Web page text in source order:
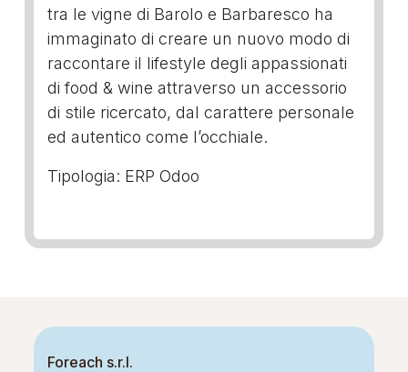
tra le vigne di Barolo e Barbaresco ha
immaginato di creare un nuovo modo di
raccontare il lifestyle degli appassionati
di food & wine attraverso un accessorio
di stile ricercato, dal carattere personale
ed autentico come l’occhiale.
Tipologia: ERP Odoo
Foreach s.r.l.